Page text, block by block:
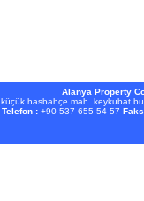
Alanya Property
küçük hasbahçe mah. keykubat
Telefon :+90 537 655 54 57